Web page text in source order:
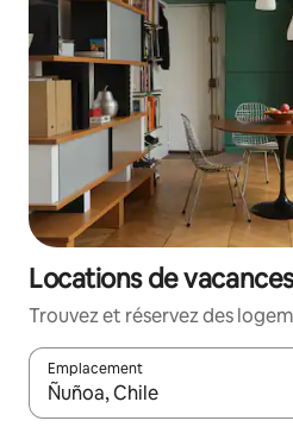
Locations de
Trouvez et réservez des
Emplacement
Quand les résultats sont